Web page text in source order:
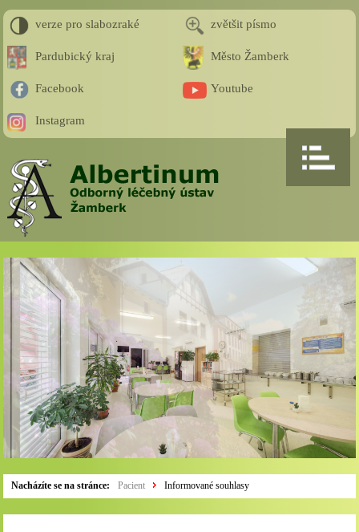
verze pro slabozraké zvětšit písmo
Pardubický kraj Město Žamberk
Facebook Youtube
Instagram
Nacházíte se na stránce: Pacient Informované souhlasy